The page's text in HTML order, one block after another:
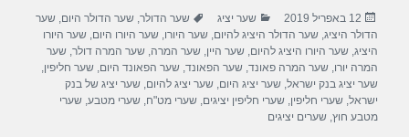
e
b
o
o
er
e
פורסם
בתאריך
12 באפריל 2019 קטגוריות
שער יציג תגיות
שער הדולר,שער הדולר היום,שער
הדולר היציג,שער הדולר היציג להיום,שער היורו,שער היורו היום,שער היורו
היציג,שער היורו היציג להיום,שער היין,שער המרה,שער המרה דולר,שער
המרה יורו,שער המרה פאונד,שער הפאונד,שער הפאונד היום,שער חליפין,
שער יציג בנק ישראל,שער יציג היום,שער יציג להיום,שער יציג של בנק
ישראל,שערי חליפין,שערי חליפין יציגים,שערי מט"ח,שערי מטבע,שערי
מטבע חוץ,שערים יציגים